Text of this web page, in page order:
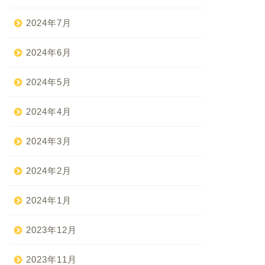
2024年7月
2024年6月
2024年5月
2024年4月
2024年3月
2024年2月
2024年1月
2023年12月
2023年11月